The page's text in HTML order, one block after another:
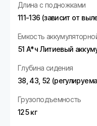
Длина с подножками
111-136 (зависит от
Емкость
51 А*ч Литиевый
Глубина сидения
38, 43, 52
Грузоподъемность
125 кг